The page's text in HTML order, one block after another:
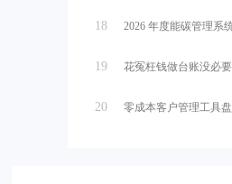
18 2026 年度能碳管理系
19 花冤枉钱做台账没必
20 零成本客户管理工具